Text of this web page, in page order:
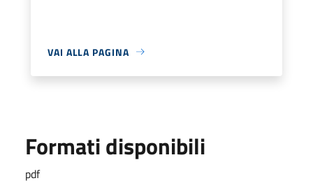
VAI ALLA PAGINA
Formati disponibili
pdf